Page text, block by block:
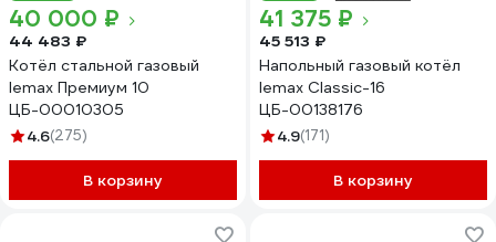
40 000 ₽
44 483 ₽
Котёл стальной газовый
lemax Премиум 10
ЦБ-00010305
4.6(275)
В корзину
41 375 ₽
45 513 ₽
Напольный газовый котёл
lemax Classic-16
ЦБ-00138176
4.9(171)
В корзину